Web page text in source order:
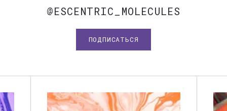
@ESCENTRIC_MOLECULES
ПОДПИСАТЬСЯ